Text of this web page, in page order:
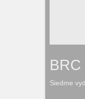
BRC
Siedme